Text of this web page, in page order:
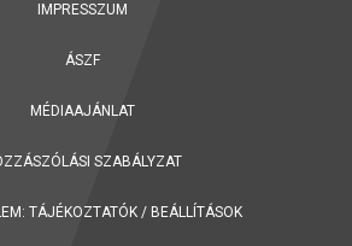
IMPRESSZUM
ÁSZF
MÉDIAAJÁNLAT
SZABÁLYZAT
TÁJÉKOZTATÓK / BEÁLLÍTÁSOK